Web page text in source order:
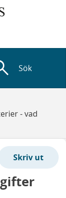
Sök
- vad